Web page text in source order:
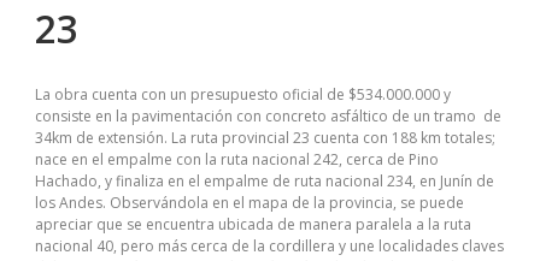
23
La obra cuenta con un presupuesto oficial de $534.000.000 y
consiste en la pavimentación con concreto asfáltico de un tramo de
34km de extensión. La ruta provincial 23 cuenta con 188 km totales;
nace en el empalme con la ruta nacional 242, cerca de Pino
Hachado, y finaliza en el empalme de ruta nacional 234, en Junín de
los Andes. Observándola en el mapa de la provincia, se puede
apreciar que se encuentra ubicada de manera paralela a la ruta
nacional 40, pero más cerca de la cordillera y une localidades claves